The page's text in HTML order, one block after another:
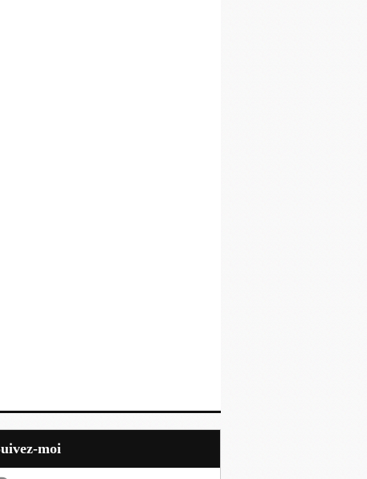
Suivez-moi